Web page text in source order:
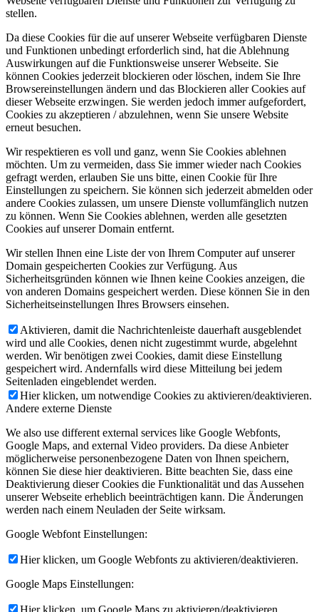
stellen.
Da diese Cookies für die auf unserer Webseite verfügbaren Dienste
und Funktionen unbedingt erforderlich sind, hat die Ablehnung
Auswirkungen auf die Funktionsweise unserer Webseite. Sie
können Cookies jederzeit blockieren oder löschen, indem Sie Ihre
Browsereinstellungen ändern und das Blockieren aller Cookies auf
dieser Webseite erzwingen. Sie werden jedoch immer aufgefordert,
Cookies zu akzeptieren / abzulehnen, wenn Sie unsere Website
erneut besuchen.
Wir respektieren es voll und ganz, wenn Sie Cookies ablehnen
möchten. Um zu vermeiden, dass Sie immer wieder nach Cookies
gefragt werden, erlauben Sie uns bitte, einen Cookie für Ihre
Einstellungen zu speichern. Sie können sich jederzeit abmelden oder
andere Cookies zulassen, um unsere Dienste vollumfänglich nutzen
zu können. Wenn Sie Cookies ablehnen, werden alle gesetzten
Cookies auf unserer Domain entfernt.
Wir stellen Ihnen eine Liste der von Ihrem Computer auf unserer
Domain gespeicherten Cookies zur Verfügung. Aus
Sicherheitsgründen können wie Ihnen keine Cookies anzeigen, die
von anderen Domains gespeichert werden. Diese können Sie in den
Sicherheitseinstellungen Ihres Browsers einsehen.
Aktivieren, damit die Nachrichtenleiste dauerhaft ausgeblendet
wird und alle Cookies, denen nicht zugestimmt wurde, abgelehnt
werden. Wir benötigen zwei Cookies, damit diese Einstellung
gespeichert wird. Andernfalls wird diese Mitteilung bei jedem
Seitenladen eingeblendet werden.
Hier klicken, um notwendige Cookies zu aktivieren/deaktivieren.
Andere externe Dienste
We also use different external services like Google Webfonts,
Google Maps, and external Video providers. Da diese Anbieter
möglicherweise personenbezogene Daten von Ihnen speichern,
können Sie diese hier deaktivieren. Bitte beachten Sie, dass eine
Deaktivierung dieser Cookies die Funktionalität und das Aussehen
unserer Webseite erheblich beeinträchtigen kann. Die Änderungen
werden nach einem Neuladen der Seite wirksam.
Google Webfont Einstellungen:
Hier klicken, um Google Webfonts zu aktivieren/deaktivieren.
Google Maps Einstellungen: